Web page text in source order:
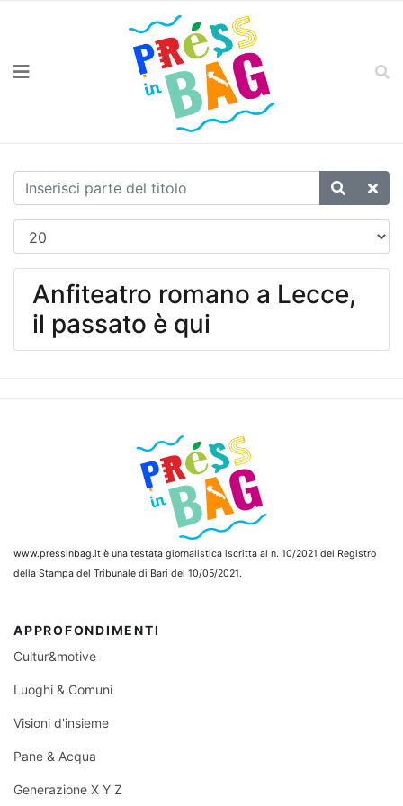
Anfiteatro romano a Lecce,
il passato è qui
www.pressinbag.it è una testata giornalistica iscritta al n. 10/2021 del Registro
della Stampa del Tribunale di Bari del 10/05/2021.
APPROFONDIMENTI
Cultur&motive
Luoghi & Comuni
Visioni d'insieme
Pane & Acqua
Generazione X Y Z